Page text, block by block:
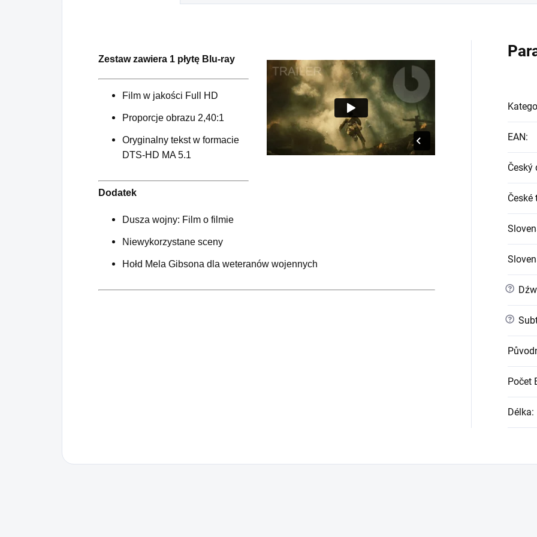
Zestaw zawiera 1 płytę Blu-ray
Film w jakości Full HD
Proporcje obrazu 2,40:1
Oryginalny tekst w formacie
DTS-HD MA 5.1
Dodatek
Dusza wojny: Film o filmie
Niewykorzystane sceny
Hołd Mela Gibsona dla weteranów wojennych
EAN:
Český
České
?
?
Počet
Délka: